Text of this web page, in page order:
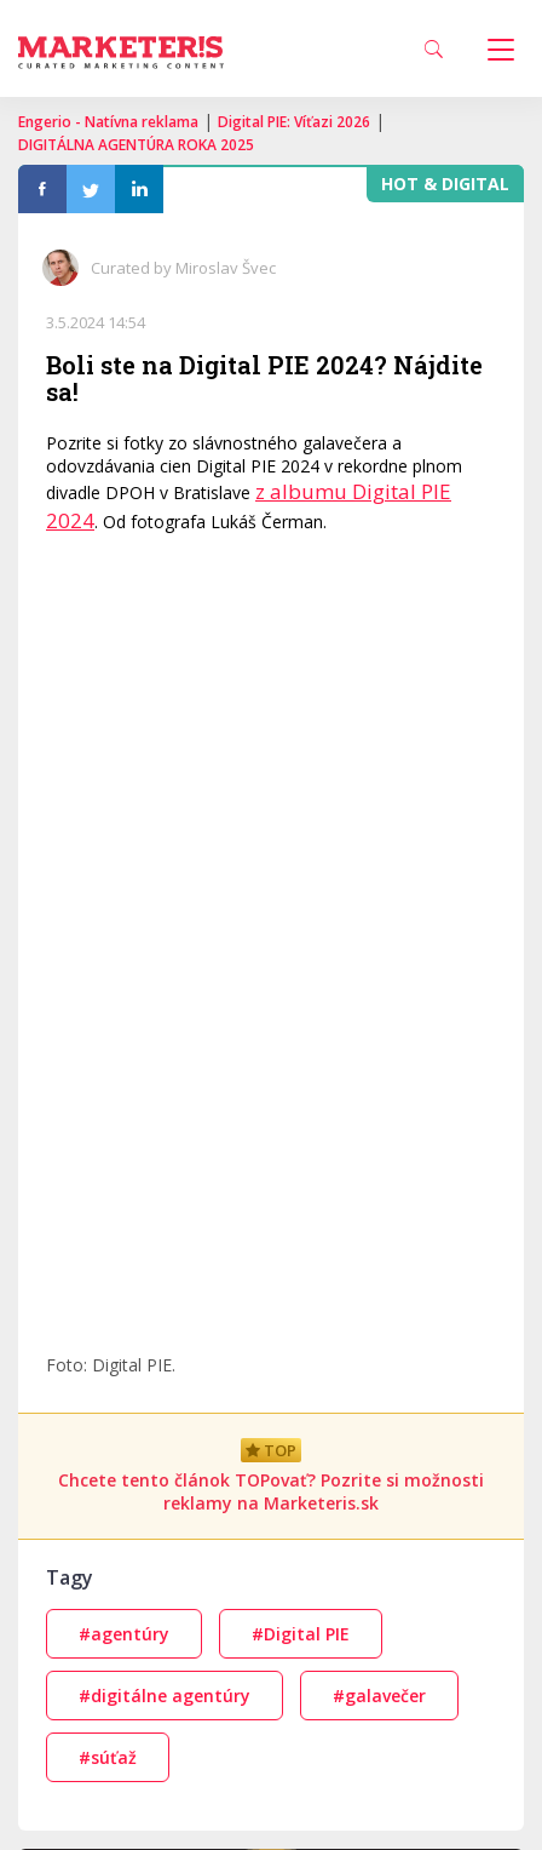
Engerio - Natívna reklama | Digital PIE: Víťazi 2026 |
DIGITÁLNA AGENTÚRA ROKA 2025
HOT & DIGITAL
Curated by Miroslav Švec
3.5.2024 14:54
Boli ste na Digital PIE 2024? Nájdite
sa!
Pozrite si fotky zo slávnostného galavečera a
odovzdávania cien Digital PIE 2024 v rekordne plnom
divadle DPOH v Bratislave z albumu Digital PIE
2024. Od fotografa Lukáš Čerman.
Foto: Digital PIE.
TOP
Chcete tento článok TOPovať? Pozrite si možnosti
reklamy na Marketeris.sk
Tagy
#agentúry #Digital PIE
#digitálne agentúry #galavečer
#súťaž